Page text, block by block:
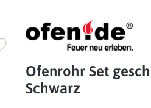
Ofenrohr Set
Schwarz